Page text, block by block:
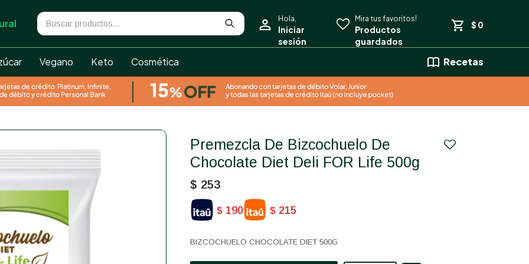
Vegano Keto Cosmética Recetas
$ 0
Premezcla De Bizcochuelo De
Chocolate Diet Deli FOR Life 500g
$ 253
$ 190 $ 215
BIZCOCHUELO CHOCOLATE DIET 500G